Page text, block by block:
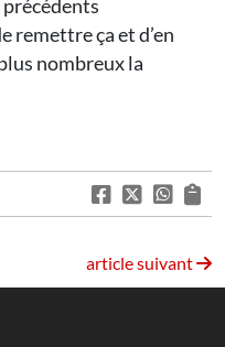
remettre ça et d’en
nombreux la
article suivant